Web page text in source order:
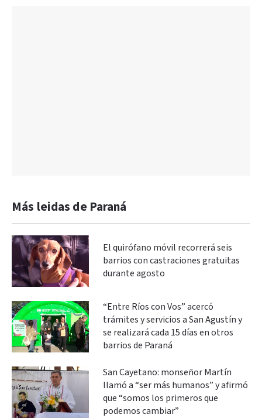
Más leidas de Paraná
El quirófano móvil recorrerá seis
barrios con castraciones gratuitas
durante agosto
“Entre Ríos con Vos” acercó
trámites y servicios a San Agustín y
se realizará cada 15 días en otros
barrios de Paraná
San Cayetano: monseñor Martín
llamó a “ser más humanos” y afirmó
que “somos los primeros que
podemos cambiar”